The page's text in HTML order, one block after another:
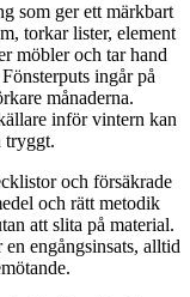
som ger ett märkbart
torkar lister, element
möbler och tar hand
ingår på
månaderna.
inför vintern kan
tryggt.
och försäkrade
och rätt metodik
att slita på material.
engångsinsats, alltid